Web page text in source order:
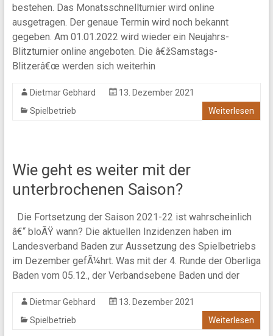
bestehen. Das Monatsschnellturnier wird online
ausgetragen. Der genaue Termin wird noch bekannt
gegeben. Am 01.01.2022 wird wieder ein Neujahrs-
Blitzturnier online angeboten. Die â€žSamstags-
Blitzerâ€œ werden sich weiterhin
Dietmar Gebhard
13. Dezember 2021
Spielbetrieb
Weiterlesen
Wie geht es weiter mit der
unterbrochenen Saison?
Die Fortsetzung der Saison 2021-22 ist wahrscheinlich
â€“ bloÃŸ wann? Die aktuellen Inzidenzen haben im
Landesverband Baden zur Aussetzung des Spielbetriebs
im Dezember gefÃ¼hrt. Was mit der 4. Runde der Oberliga
Baden vom 05.12., der Verbandsebene Baden und der
Dietmar Gebhard
13. Dezember 2021
Spielbetrieb
Weiterlesen